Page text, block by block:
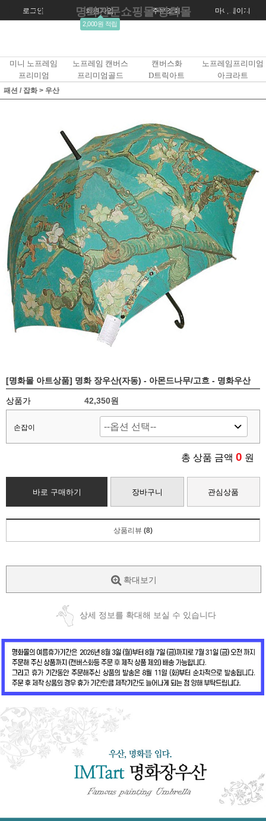
로그인 회원가입
2,000원 적립
주문조회 마이페이지
명화전문쇼핑몰 명화몰
미니 노프레임 노프레임 캔버스 캔버스화
노프레임프리미엄
프리미엄
프리미엄골드 D트릭아트 아크라트
패션 / 잡화> 우산
[명화몰 아트상품] 명화 장우산(자동) - 아몬드나무/고흐 - 명화우산
상품가 42,350원
손잡이
총 상품 금액 0 원
바로 구매하기 장바구니 관심상품
상품리뷰 (8)
확대보기
상세 정보를 확대해 보실 수 있습니다